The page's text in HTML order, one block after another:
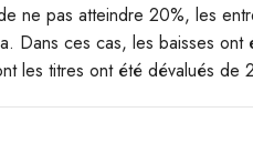
ne pas atteindre 20%, les
Dans ces cas, les baisses ont
les titres ont été dévalués de